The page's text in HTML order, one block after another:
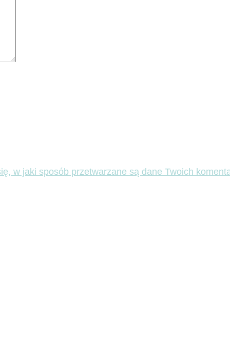
w jaki sposób przetwarzane są dane Twoich